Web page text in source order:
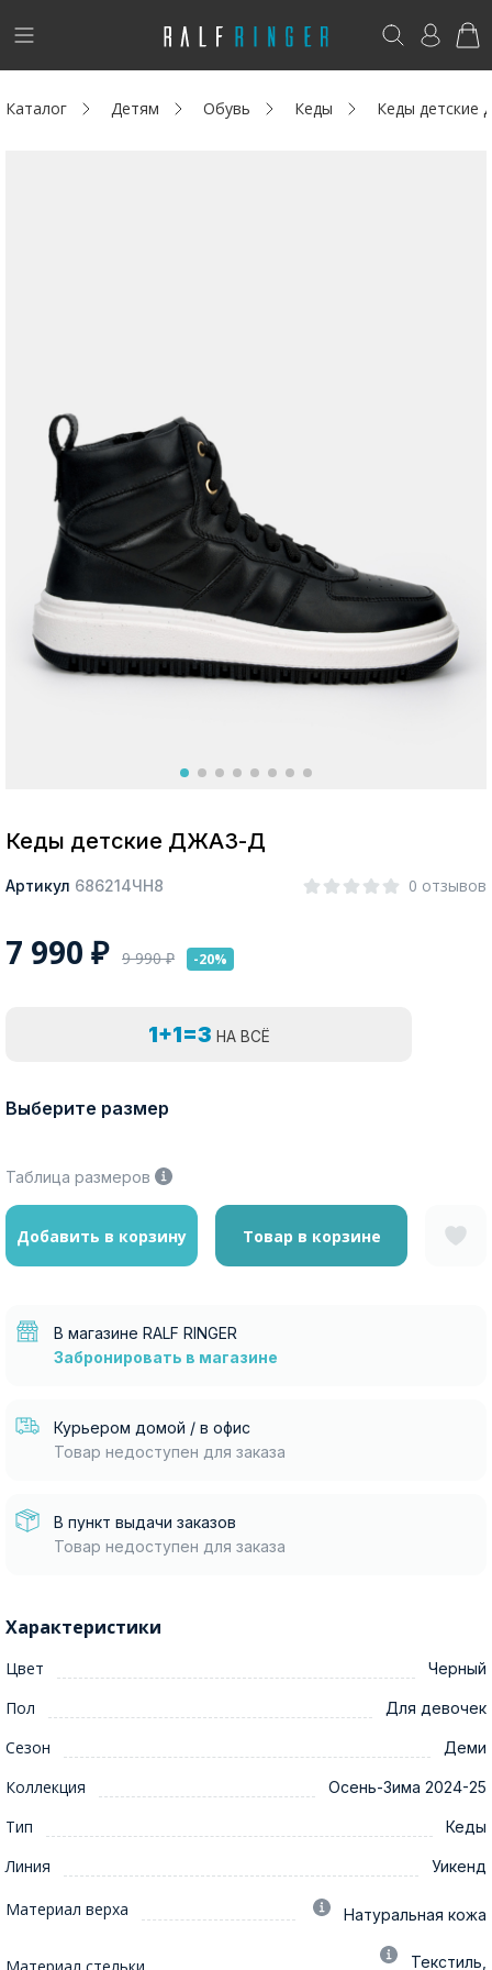
!
Новинки
Акции / Новости
Адреса магазинов
Москва
Возникли вопросы? - club@ralf.ru
Каталог Детям Обувь Кеды Кеды детские
Кеды детские ДЖАЗ-Д
Артикул 686214ЧН8 0 отзывов
7 990 ₽ 9 990₽ -20%
1+1=3 НА ВСЁ
Выберите размер
Таблица размеров
Добавить в корзину Товар в корзине
В магазине RALF RINGER
Забронировать в магазине
Курьером домой / в офис
Товар недоступен для заказа
В пункт выдачи заказов
Товар недоступен для заказа
Характеристики
Цвет Черный
Пол Для девочек
Сезон Деми
Коллекция Осень-Зима 2024-25
Тип Кеды
Линия Уикенд
Материал верха Натуральная кожа
Текстиль,